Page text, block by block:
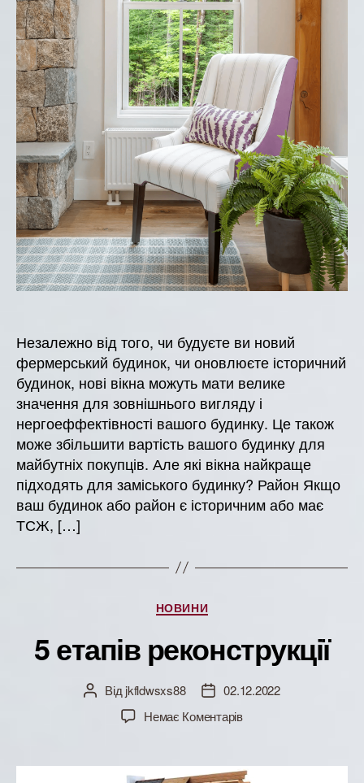
Незалежно від того, чи будуєте ви новий
фермерський будинок, чи оновлюєте історичний
будинок, нові вікна можуть мати велике
значення для зовнішнього вигляду і
нергоеффектівності вашого будинку. Це також
може збільшити вартість вашого будинку для
майбутніх покупців. Але які вікна найкраще
підходять для заміського будинку? Район Якщо
ваш будинок або район є історичним або має
ТСЖ, […]
Категорії
НОВИНИ
5 етапів реконструкції
Автор
запису
Від jkfldwsxs88
Дата
запису
02.12.2022
Немає Коментарівдо
реконструкції